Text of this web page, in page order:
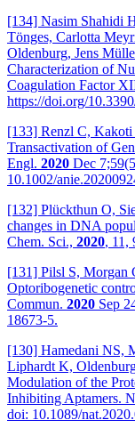
[134] Nasim Shahidi
Tönges, Carlotta
Oldenburg, Jens
Characterization of
Coagulation Factor
https://doi.org/
[133] Renzl C, Kakoti
Transactivation of
Engl. 2020 Dec
10.1002/
[132] Plückthun O,
changes in DNA
Chem. Sci., 2020, 11,
[131] Pilsl S,
Optoribogenetic
Commun. 2020 Sep
18673-5.
[130] Hamedani NS,
Liphardt K,
Modulation of the
Inhibiting Aptamers.
doi: 10.1089/